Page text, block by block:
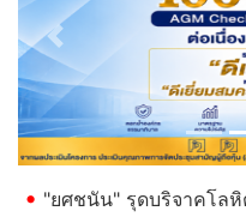
Previous
"ยศชนัน" รุดบริจาคโลหิ